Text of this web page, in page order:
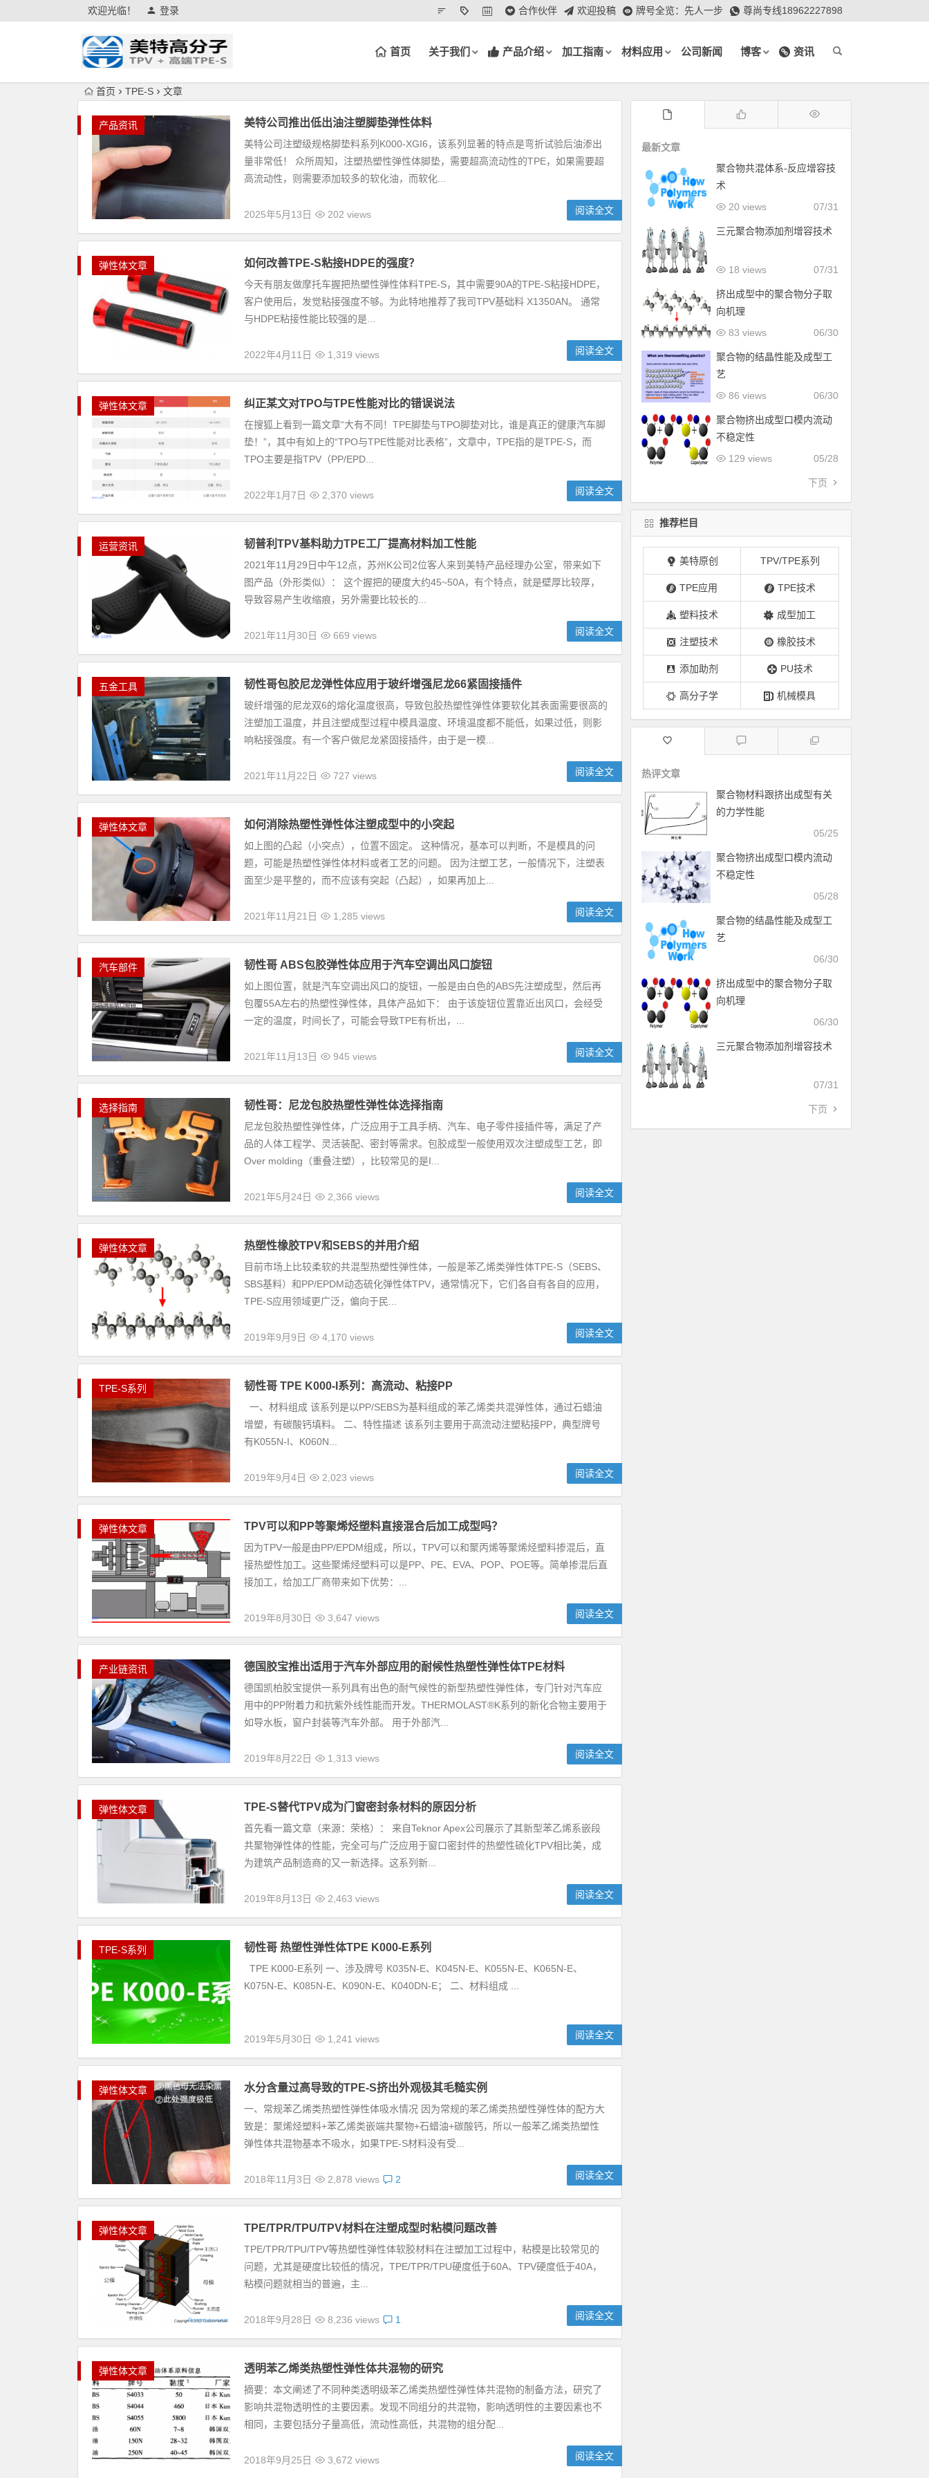
欢迎光临！ 登录 合作伙伴 欢迎投稿 牌号全览：先人一步 尊尚专线18962227898
首页 关于我们 产品介绍 加工指南 材料应用 公司新闻 博客 资讯
首页 TPE-S 文章
产品资讯 美特公司推出低出油注塑脚垫弹性体料
美特公司注塑级规格脚垫料系列K000-XGI6，该系列显著的特点是弯折试验后油渗出
量非常低！ 众所周知，注塑热塑性弹性体脚垫，需要超高流动性的TPE，如果需要超
高流动性，则需要添加较多的软化油，而软化...
2025年5月13日 202 views 阅读全文
弹性体文章 如何改善TPE-S粘接HDPE的强度？
今天有朋友做摩托车握把热塑性弹性体料TPE-S，其中需要90A的TPE-S粘接HDPE，
客户使用后，发觉粘接强度不够。为此特地推荐了我司TPV基础料 X1350AN。 通常
与HDPE粘接性能比较强的是...
2022年4月11日 1,319 views 阅读全文
弹性体文章 纠正某文对TPO与TPE性能对比的错误说法
在搜狐上看到一篇文章“大有不同！TPE脚垫与TPO脚垫对比，谁是真正的健康汽车脚
垫！”，其中有如上的“TPO与TPE性能对比表格”，文章中，TPE指的是TPE-S，而
TPO主要是指TPV（PP/EPD...
2022年1月7日 2,370 views 阅读全文
运营资讯 韧普利TPV基料助力TPE工厂提高材料加工性能
2021年11月29日中午12点，苏州K公司2位客人来到美特产品经理办公室，带来如下
图产品（外形类似）： 这个握把的硬度大约45~50A，有个特点，就是壁厚比较厚，
导致容易产生收缩痕，另外需要比较长的...
2021年11月30日 669 views 阅读全文
五金工具 韧性哥包胶尼龙弹性体应用于玻纤增强尼龙66紧固接插件
玻纤增强的尼龙双6的熔化温度很高，导致包胶热塑性弹性体要软化其表面需要很高的
注塑加工温度，并且注塑成型过程中模具温度、环境温度都不能低，如果过低，则影
响粘接强度。有一个客户做尼龙紧固接插件，由于是一模...
2021年11月22日 727 views 阅读全文
弹性体文章 如何消除热塑性弹性体注塑成型中的小突起
如上图的凸起（小突点），位置不固定。 这种情况，基本可以判断，不是模具的问
题，可能是热塑性弹性体材料或者工艺的问题。 因为注塑工艺，一般情况下，注塑表
面至少是平整的，而不应该有突起（凸起），如果再加上...
2021年11月21日 1,285 views 阅读全文
汽车部件 韧性哥 ABS包胶弹性体应用于汽车空调出风口旋钮
如上图位置，就是汽车空调出风口的旋钮，一般是由白色的ABS先注塑成型，然后再
包覆55A左右的热塑性弹性体，具体产品如下： 由于该旋钮位置靠近出风口，会经受
一定的温度，时间长了，可能会导致TPE有析出，...
2021年11月13日 945 views 阅读全文
选择指南 韧性哥：尼龙包胶热塑性弹性体选择指南
尼龙包胶热塑性弹性体，广泛应用于工具手柄、汽车、电子零件接插件等，满足了产
品的人体工程学、灵活装配、密封等需求。包胶成型一般使用双次注塑成型工艺，即
Over molding（重叠注塑），比较常见的是I...
2021年5月24日 2,366 views 阅读全文
弹性体文章 热塑性橡胶TPV和SEBS的并用介绍
目前市场上比较柔软的共混型热塑性弹性体，一般是苯乙烯类弹性体TPE-S（SEBS、
SBS基料）和PP/EPDM动态硫化弹性体TPV，通常情况下，它们各自有各自的应用，
TPE-S应用领域更广泛，偏向于民...
2019年9月9日 4,170 views 阅读全文
TPE-S系列 韧性哥 TPE K000-I系列：高流动、粘接PP
一、材料组成 该系列是以PP/SEBS为基料组成的苯乙烯类共混弹性体，通过石蜡油
增塑，有碳酸钙填料。 二、特性描述 该系列主要用于高流动注塑粘接PP，典型牌号
有K055N-I、K060N...
2019年9月4日 2,023 views 阅读全文
弹性体文章 TPV可以和PP等聚烯烃塑料直接混合后加工成型吗？
因为TPV一般是由PP/EPDM组成，所以，TPV可以和聚丙烯等聚烯烃塑料掺混后，直
接热塑性加工。这些聚烯烃塑料可以是PP、PE、EVA、POP、POE等。简单掺混后直
接加工，给加工厂商带来如下优势：...
2019年8月30日 3,647 views 阅读全文
产业链资讯 德国胶宝推出适用于汽车外部应用的耐候性热塑性弹性体TPE材料
德国凯柏胶宝提供一系列具有出色的耐气候性的新型热塑性弹性体，专门针对汽车应
用中的PP附着力和抗紫外线性能而开发。THERMOLAST®K系列的新化合物主要用于
如导水板，窗户封装等汽车外部。 用于外部汽...
2019年8月22日 1,313 views 阅读全文
弹性体文章 TPE-S替代TPV成为门窗密封条材料的原因分析
首先看一篇文章（来源：荣格）： 来自Teknor Apex公司展示了其新型苯乙烯系嵌段
共聚物弹性体的性能，完全可与广泛应用于窗口密封件的热塑性硫化TPV相比美，成
为建筑产品制造商的又一新选择。这系列新...
2019年8月13日 2,463 views 阅读全文
TPE-S系列 韧性哥 热塑性弹性体TPE K000-E系列
TPE K000-E系列 一、涉及牌号 K035N-E、K045N-E、K055N-E、K065N-E、
K075N-E、K085N-E、K090N-E、K040DN-E； 二、材料组成 ...
2019年5月30日 1,241 views 阅读全文
弹性体文章 水分含量过高导致的TPE-S挤出外观极其毛糙实例
一、常规苯乙烯类热塑性弹性体吸水情况 因为常规的苯乙烯类热塑性弹性体的配方大
致是：聚烯烃塑料+苯乙烯类嵌端共聚物+石蜡油+碳酸钙，所以一般苯乙烯类热塑性
弹性体共混物基本不吸水，如果TPE-S材料没有受...
2018年11月3日 2,878 views 2 阅读全文
弹性体文章 TPE/TPR/TPU/TPV材料在注塑成型时粘模问题改善
TPE/TPR/TPU/TPV等热塑性弹性体软胶材料在注塑加工过程中，粘模是比较常见的
问题，尤其是硬度比较低的情况，TPE/TPR/TPU硬度低于60A、TPV硬度低于40A，
粘模问题就相当的普遍，主...
2018年9月28日 8,236 views 1 阅读全文
弹性体文章 透明苯乙烯类热塑性弹性体共混物的研究
摘要：本文阐述了不同种类透明级苯乙烯类热塑性弹性体共混物的制备方法，研究了
影响共混物透明性的主要因素。发现不同组分的共混物，影响透明性的主要因素也不
相同，主要包括分子量高低，流动性高低，共混物的组分配...
2018年9月25日 3,672 views 阅读全文
最新文章
聚合物共混体系-反应增容技
术
07/31
20 views
三元聚合物添加剂增容技术
07/31
18 views
挤出成型中的聚合物分子取
向机理
06/30
83 views
聚合物的结晶性能及成型工
艺
06/30
86 views
聚合物挤出成型口模内流动
不稳定性
05/28
129 views
下页
推荐栏目
美特原创 TPV/TPE系列
TPE应用 TPE技术
塑料技术 成型加工
注塑技术 橡胶技术
添加助剂 PU技术
高分子学 机械模具
热评文章
聚合物材料跟挤出成型有关
的力学性能
05/25
聚合物挤出成型口模内流动
不稳定性
05/28
聚合物的结晶性能及成型工
艺
06/30
挤出成型中的聚合物分子取
向机理
06/30
三元聚合物添加剂增容技术
07/31
下页